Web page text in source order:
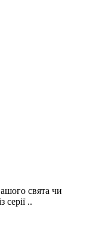
свята чи
серії ..